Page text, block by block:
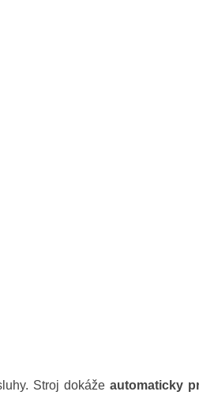
Stroj dokážeautomaticky